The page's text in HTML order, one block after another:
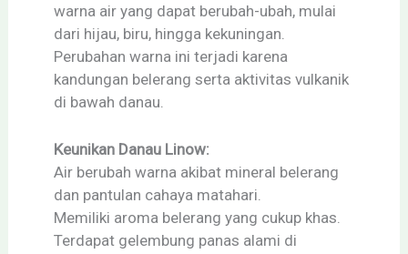
warna air yang dapat berubah-ubah, mulai
dari hijau, biru, hingga kekuningan.
Perubahan warna ini terjadi karena
kandungan belerang serta aktivitas vulkanik
di bawah danau.
Keunikan Danau Linow:
Air berubah warna akibat mineral belerang
dan pantulan cahaya matahari.
Memiliki aroma belerang yang cukup khas.
Terdapat gelembung panas alami di